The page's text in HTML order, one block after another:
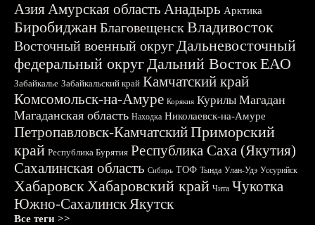
АзияАмурская область Анадырь Арктика
БиробиджанБлаговещенскВладивосток
Восточный военный округДальневосточный
федеральный округДальний ВостокЕАО
Забайкалье Забайкальский край Камчатский край
Комсомольск-на-Амуре Корякия Курилы Магадан
Магаданская область Находка Николаевск-на-Амуре
Петропавловск-КамчатскийПриморский
край Республика Бурятия Республика Саха (Якутия)
Сахалинская область Сибирь ТОФ Тында Улан-Удэ Уссурийск
ХабаровскХабаровский край Чита Чукотка
Южно-СахалинскЯкутск
Все теги >>